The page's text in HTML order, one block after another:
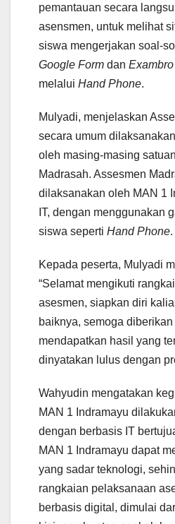
pemantauan secara
asensmen, untuk melihat
siswa mengerjakan soal-
Google Form dan Exambro
melalui Hand Phone.
Mulyadi, menjelaskan
secara umum
oleh masing-masing
Madrasah. Assesmen
dilaksanakan oleh MAN 1
IT, dengan menggunakan
siswa seperti Hand Phone.
Kepada peserta, Mulyadi
“Selamat mengikuti
asesmen, siapkan diri
baiknya, semoga
mendapatkan hasil yang
dinyatakan lulus dengan
Wahyudin mengatakan
MAN 1 Indramayu
dengan berbasis IT
MAN 1 Indramayu dapat
yang sadar teknologi,
rangkaian pelaksanaan
berbasis digital, dimulai